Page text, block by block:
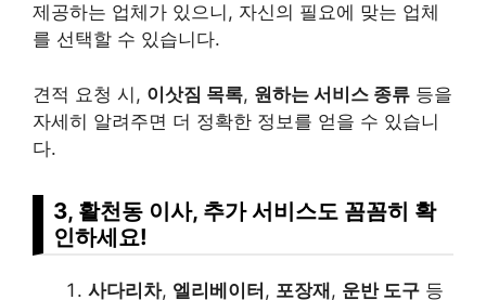
제공하는 업체가 있으니, 자신의 필요에 맞는 업체
를 선택할 수 있습니다.
견적 요청 시, 이삿짐 목록, 원하는 서비스 종류 등을
자세히 알려주면 더 정확한 정보를 얻을 수 있습니
다.
3, 활천동 이사, 추가 서비스도 꼼꼼히 확
인하세요!
사다리차, 엘리베이터, 포장재, 운반 도구 등